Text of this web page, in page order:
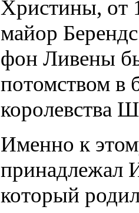
Христины, от
майор
фон Ливены
потомством в
королевства
Именно к
принадлежал
который